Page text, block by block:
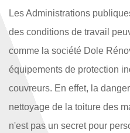
Les Administrations
des conditions de travail
comme la société Dole
équipements de protection
couvreurs. En effet, la
nettoyage de la toiture des
n'est pas un secret pour